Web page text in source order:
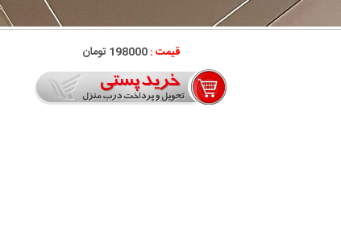
قیمت :198000 تومان